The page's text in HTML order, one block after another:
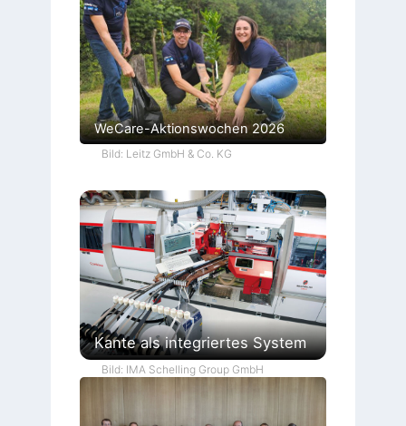
WeCare-Aktionswochen 2026
Bild: Leitz GmbH & Co. KG
Kante als integriertes System
Bild: IMA Schelling Group GmbH